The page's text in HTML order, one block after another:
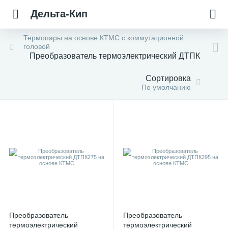
Дельта-Кип
Термопары на основе КТМС с коммутационной
головой
Преобразователь термоэлектрический ДТПК
Сортировка
По умолчанию
Преобразователь
термоэлектрический
Преобразователь
термоэлектрический